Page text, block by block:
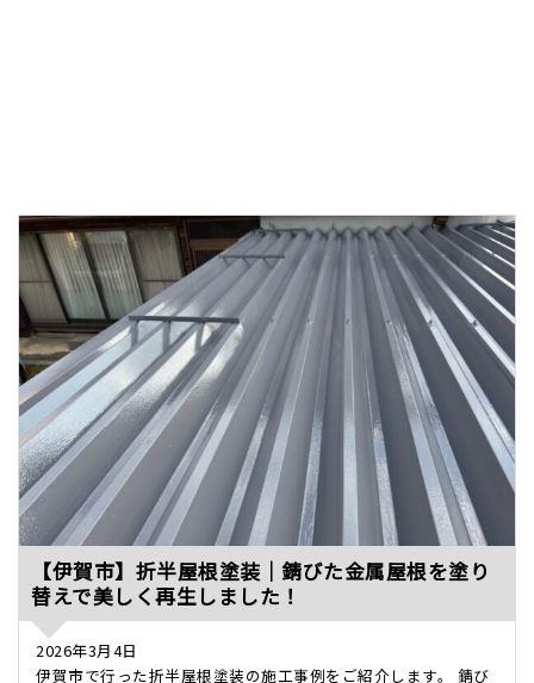
【伊賀市】折半屋根塗装｜錆びた金属屋根を塗り
替えで美しく再生しました！
2026年3月4日
伊賀市で行った折半屋根塗装の施工事例をご紹介します。 錆び